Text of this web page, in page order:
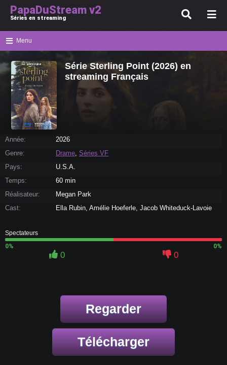
PapaDuStream v2
Séries en streaming
Menu
Série Sterling Point (2026) en
streaming Français
Année:
2026
Genre:
Drame, Séries VF
Pays:
U.S.A.
Temps:
60 min
Réalisateur:
Megan Park
Cast:
Ella Rubin, Amélie Hoeferle, Jacob Whiteduck-Lavoie
Spectateurs
0%
0%
0 0
Regarder
Télécharger